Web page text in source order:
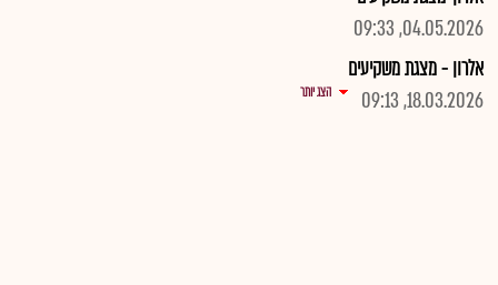
04.05.2026, 09:33
אלרון - מצגת משקיעים
18.03.2026, 09:13
הצג יותר